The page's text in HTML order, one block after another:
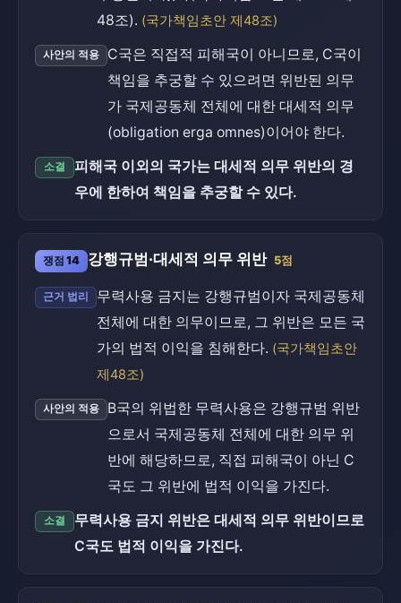
48조). (국가책임초안 제48조)
사안의 적용
C국은 직접적 피해국이 아니므로, C국이
책임을 추궁할 수 있으려면 위반된 의무
가 국제공동체 전체에 대한 대세적 의무
(obligation erga omnes)이어야 한다.
소결
피해국 이외의 국가는 대세적 의무 위반의 경
우에 한하여 책임을 추궁할 수 있다.
쟁점 14 강행규범·대세적 의무 위반 5점
근거 법리
무력사용 금지는 강행규범이자 국제공동체
전체에 대한 의무이므로, 그 위반은 모든 국
가의 법적 이익을 침해한다. (국가책임초안
제48조)
사안의 적용
B국의 위법한 무력사용은 강행규범 위반
으로서 국제공동체 전체에 대한 의무 위
반에 해당하므로, 직접 피해국이 아닌 C
국도 그 위반에 법적 이익을 가진다.
소결
무력사용 금지 위반은 대세적 의무 위반이므로
C국도 법적 이익을 가진다.